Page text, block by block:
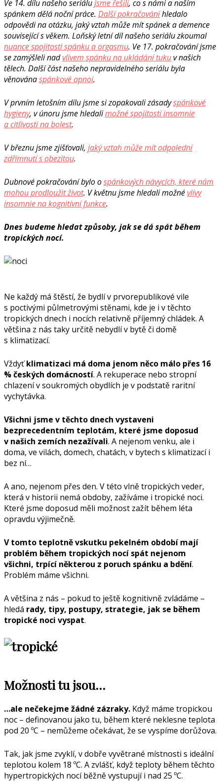
Ve 14. dílu našeho seriálujsme řešili, co s námi a naším
spánkem dělá noční práce. Další pokračováníhledalo
odpovědi na otázku, jaký vztah může mít spánek a demence
související s věkem. Loňský letní díl našeho seriálu zkoumal
nuance spojitosti spánku a orgasmu. Ve 17. pokračování jsme
se zamýšleli nadvlivem spánku na ukládání tukuv našich
tělech. Další část našeho nepravidelného seriálu byla
věnovánaspánkové apnoi.
V prvním letošním dílu jsme si zopakovali zásadyspánkové
hygieny, v únoru jsme hledalimožné spojitosti insomnie
a citlivosti na bolest.
V březnu jsme zjišťovali, jaký vztah může mít odpolední
zdřímnutí s obezitou.
Dubnové pokračování bylo ospánkových návycích, které nám
mohou prodloužit život. V květnu jsme hledali možnévlivy
insomnie na kognitivní funkce.
Dnes budeme hledat způsoby, jak se dá spát během
tropických nocí.
Ne každý má štěstí, že bydlí v prvorepublikové vile
s poctivými půlmetrovými stěnami, kde je i v těchto
tropických dnech i nocích relativně příjemný chládek. A
většina z nás taky určitě nebydlí v bytě či domě
s klimatizací.
Vždyťklimatizaci má doma jenom něco málo přes 16
% českých domácností. A rekuperace nebo stropní
chlazení v soukromých obydlích je v podstatě raritní
vychytávka.
Všichni jsme v těchto dnech vystaveni
bezprecedentním teplotám, které jsme doposud
v našich zemích nezažívali. A nejenom venku, ale i
doma, ve vilách, domech, chatách, v bytech s klimatizací i
bez ní…
A ano, nejenom přes den. V této vlně tropických veder,
která v historii nemá obdoby, zažíváme i tropické noci.
Které jsme doposud měli možnost zažít během léta
opravdu výjimečně.
V tomto teplotně vskutku pekelném období mají
problém během tropických nocí spát nejenom
všichni, trpící některou z poruch spánku a bdění.
Problém máme všichni.
A většina z nás – pokud to ještě kognitivně zvládáme –
hledá rady, tipy, postupy, strategie, jak se během
tropické noci vyspat.
Možnosti tu jsou…
…ale nečekejme žádné zázraky. Když máme tropickou
noc – definovanou jako tu, během které neklesne teplota
pod 20 ºC – nemůžeme očekávat, že se vyspíme dorůžova.
Tak, jak jsme zvyklí, v dobře vyvětrané místnosti s ideální
teplotou kolem 18 ºC. A zvlášť, když teploty během těchto
hypertropických nocí běžně vystupují i nad 25 ºC.